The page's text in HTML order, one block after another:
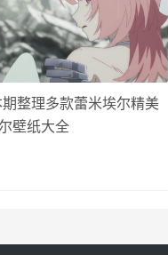
整理多款蕾米埃尔精美
壁纸大全